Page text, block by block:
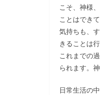
こそ、神様
ことはでき
気持ちも、
きることは
これまでの
られます。
日常生活の